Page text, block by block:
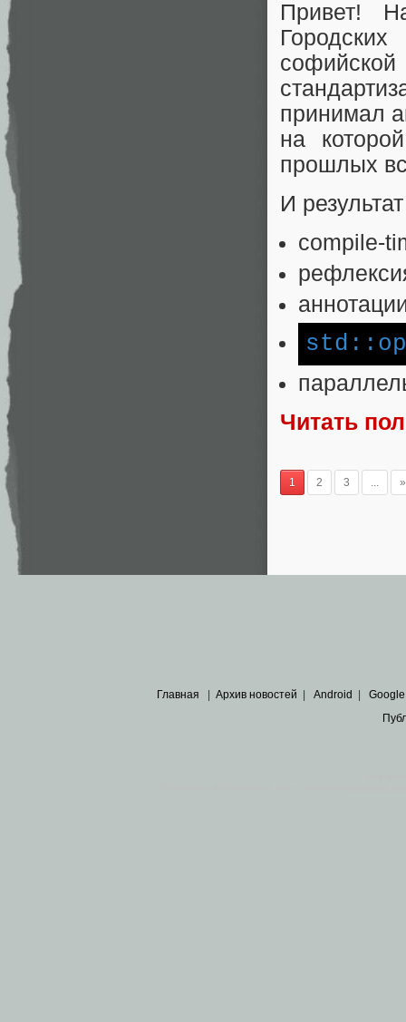
Привет!
принимал
на
прошлых
И
compile-
std:
Читать
1 2 3 ... »
Главная Архив новостей Android Google